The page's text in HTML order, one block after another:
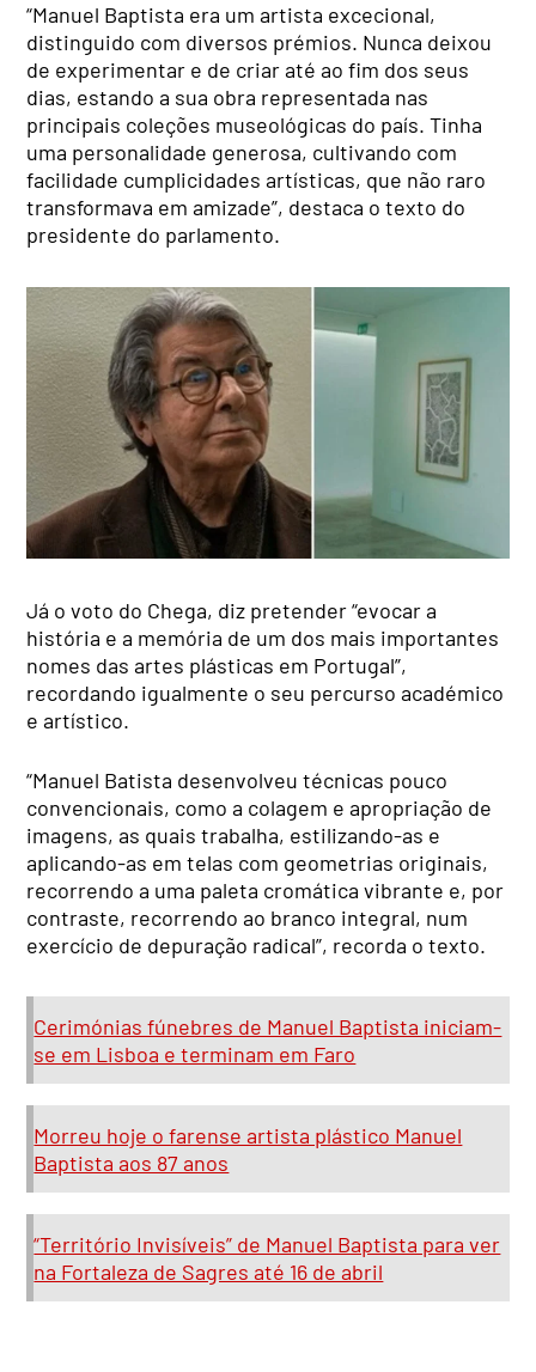
“Manuel Baptista era um artista excecional,
distinguido com diversos prémios. Nunca deixou
de experimentar e de criar até ao fim dos seus
dias, estando a sua obra representada nas
principais coleções museológicas do país. Tinha
uma personalidade generosa, cultivando com
facilidade cumplicidades artísticas, que não raro
transformava em amizade”, destaca o texto do
presidente do parlamento.
Já o voto do Chega, diz pretender “evocar a
história e a memória de um dos mais importantes
nomes das artes plásticas em Portugal”,
recordando igualmente o seu percurso académico
e artístico.
“Manuel Batista desenvolveu técnicas pouco
convencionais, como a colagem e apropriação de
imagens, as quais trabalha, estilizando-as e
aplicando-as em telas com geometrias originais,
recorrendo a uma paleta cromática vibrante e, por
contraste, recorrendo ao branco integral, num
exercício de depuração radical”, recorda o texto.
Cerimónias fúnebres de Manuel Baptista iniciam-
se em Lisboa e terminam em Faro
Morreu hoje o farense artista plástico Manuel
Baptista aos 87 anos
“Território Invisíveis” de Manuel Baptista para ver
na Fortaleza de Sagres até 16 de abril